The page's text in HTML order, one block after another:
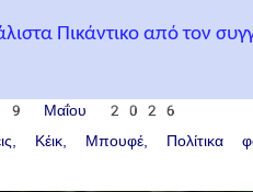
Πικάντικο από τον
Μαΐου 2026
Κέικ Μπουφέ Πολίτικα